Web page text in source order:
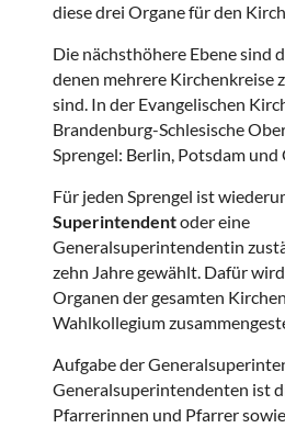
diese drei Organe für den
Die nächsthöhere Ebene sind
denen mehrere Kirchenkreise
sind. In der Evangelischen
Brandenburg-Schlesische
Sprengel: Berlin, Potsdam und
Für jeden Sprengel ist
Superintendentoder eine
Generalsuperintendentin
zehn Jahre gewählt. Dafür
Organen der gesamten
Wahlkollegium
Aufgabe der
Generalsuperintendenten ist
Pfarrerinnen und Pfarrer